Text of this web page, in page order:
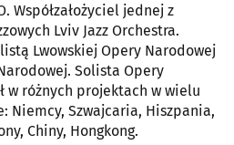
Współzałożyciel jednej z
Lviv Jazz Orchestra.
Lwowskiej Opery Narodowej
Solista Opery
w różnych projektach w wielu
Niemcy, Szwajcaria, Hiszpania,
Chiny, Hongkong.